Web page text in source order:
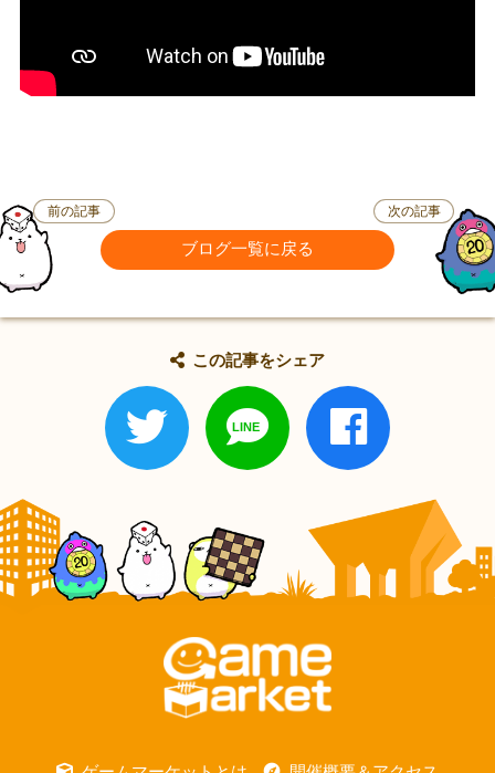
前の記事
ブログ一覧に戻る
次の記事
この記事をシェア